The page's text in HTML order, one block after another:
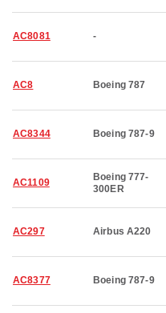
AC8081 -
AC8 Boeing 787
AC8344 Boeing 787-9
AC1109
Boeing 777-
300ER
AC297 Airbus A220
AC8377 Boeing 787-9